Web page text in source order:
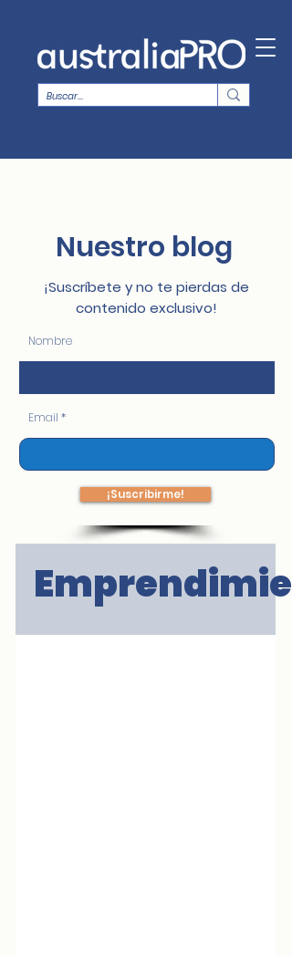
Nuestro blog
¡Suscríbete y no te pierdas de
contenido exclusivo!
Nombre
Email
¡Suscribirme!